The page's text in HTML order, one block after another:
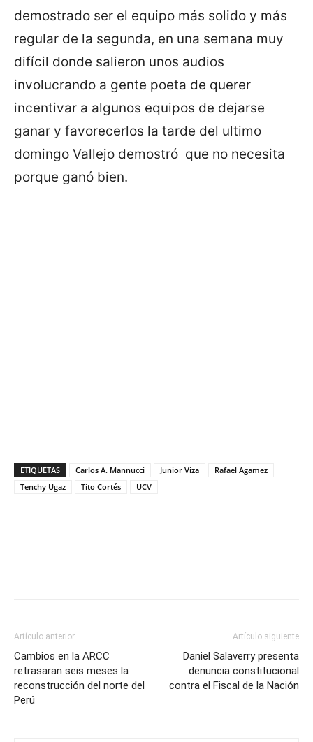
demostrado ser el equipo más solido y más
regular de la segunda, en una semana muy
difícil donde salieron unos audios
involucrando a gente poeta de querer
incentivar a algunos equipos de dejarse
ganar y favorecerlos la tarde del ultimo
domingo Vallejo demostró que no necesita
porque ganó bien.
ETIQUETAS Carlos A. Mannucci Junior Viza
Rafael Agamez
Tenchy Ugaz
Tito Cortés UCV
Artículo anterior
Cambios en la ARCC
retrasaran seis meses la
reconstrucción del norte del
Perú
Artículo siguiente
Daniel Salaverry presenta
denuncia constitucional
contra el Fiscal de la Nación